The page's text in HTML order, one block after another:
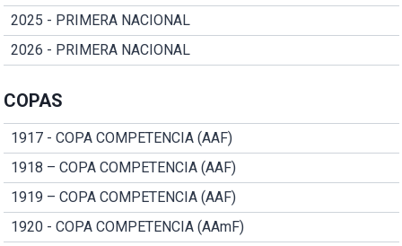
2025 - PRIMERA NACIONAL
2026 - PRIMERA NACIONAL
COPAS
1917 - COPA COMPETENCIA (AAF)
1918 – COPA COMPETENCIA (AAF)
1919 – COPA COMPETENCIA (AAF)
1920 - COPA COMPETENCIA (AAmF)